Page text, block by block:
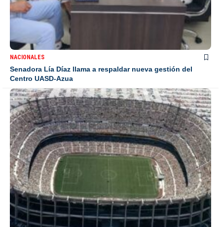
NACIONALES
Senadora Lía Díaz llama a respaldar nueva gestión del
Centro UASD-Azua